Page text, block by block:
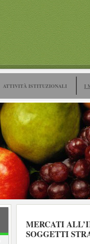
ATTIVITÀ ISTITUZIONALI I
MERCATI
SOGGETTI